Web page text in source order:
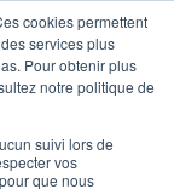
cookies permettent
services plus
Pour obtenir plus
notre politique de
suivi lors de
vos
que nous